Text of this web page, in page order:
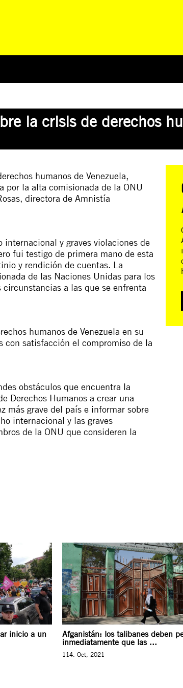
la crisis de derechos
humanos de Venezuela,
por la alta comisionada de la ONU
directora de Amnistía
y graves violaciones de
fui testigo de primera mano de esta
y rendición de cuentas. La
de las Naciones Unidas para los
a las que se enfrenta
humanos de Venezuela en su
con satisfacción el compromiso de la
obstáculos que encuentra la
Derechos Humanos a crear una
más grave del país e informar sobre
internacional y las graves
de la ONU que consideren la
inicio a un
Afganistán: los talibanes deben
inmediatamente que las ...
114. Oct, 2021